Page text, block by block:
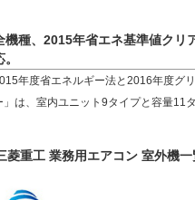
機種、2015年省エネ基準値クリ
。
年度省エネルギー法と2016年度グ
」は、室内ユニット9タイプと容量11
菱重工 業務用エアコン 室外機一